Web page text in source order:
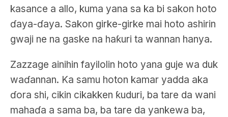
kasance a allo, kuma yana sa ka bi sakon hoto
ɗaya-ɗaya. Sakon girke-girke mai hoto ashirin
gwaji ne na gaske na haƙuri ta wannan hanya.
Zazzage ainihin fayilolin hoto yana guje wa duk
waɗannan. Ka samu hoton kamar yadda aka
ɗora shi, cikin cikakken ƙuduri, ba tare da wani
mahaɗa a sama ba, ba tare da yankewa ba,